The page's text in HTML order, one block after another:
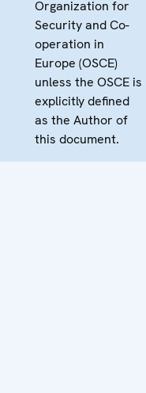
Organization for
Security and Co-
operation in
Europe (OSCE)
unless the OSCE is
explicitly defined
as the Author of
this document.